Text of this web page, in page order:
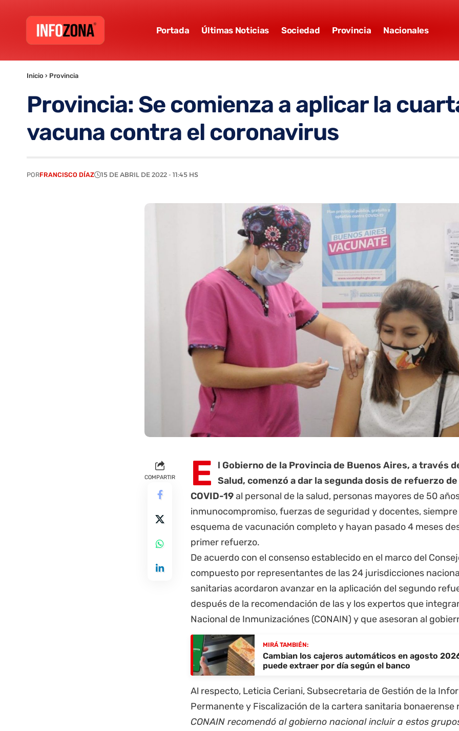
Portada Últimas Noticias Sociedad Provincia Nacionales
Inicio › Provincia
Provincia: Se comienza a aplicar la
vacuna contra el coronavirus
PORFRANCISCO DÍAZ 15 DE ABRIL DE 2022 - 11:45 HS
COMPARTIR E l Gobierno de la Provincia de Buenos Aires, a través
Salud, comenzó a dar la segunda dosis de refuerzo
COVID-19al personal de la salud, personas mayores de 50
inmunocompromiso, fuerzas de seguridad y docentes,
esquema de vacunación completo y hayan pasado 4 meses
primer refuerzo.
De acuerdo con el consenso establecido en el marco del
compuesto por representantes de las 24 jurisdicciones
sanitarias acordaron avanzar en la aplicación del segundo
después de la recomendación de las y los expertos que
Nacional de Inmunizaciónes (CONAIN) y que asesoran al
MIRÁ TAMBIÉN:
Cambian los cajeros automáticos en agosto
puede extraer por día según el banco
Al respecto, Leticia Ceriani, Subsecretaria de Gestión de la
Permanente y Fiscalización de la cartera sanitaria
CONAIN recomendó al gobierno nacional incluir a estos